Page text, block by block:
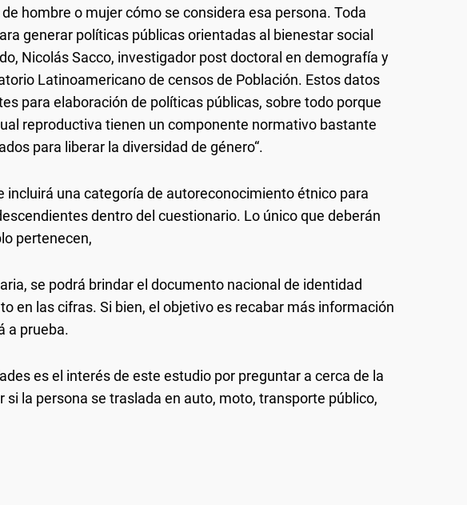
hombre o mujer cómo se considera esa persona. Toda
generar políticas públicas orientadas al bienestar social
Nicolás Sacco, investigador post doctoral en demografía y
Latinoamericano de censos de Población. Estos datos
para elaboración de políticas públicas, sobre todo porque
reproductiva tienen un componente normativo bastante
para liberar la diversidad de género“.
incluirá una categoría de autoreconocimiento étnico para
dentro del cuestionario. Lo único que deberán
pertenecen,
se podrá brindar el documento nacional de identidad
en las cifras. Si bien, el objetivo es recabar más información
a prueba.
es el interés de este estudio por preguntar a cerca de la
si la persona se traslada en auto, moto, transporte público,